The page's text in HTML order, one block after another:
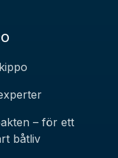
– för ett
båtliv